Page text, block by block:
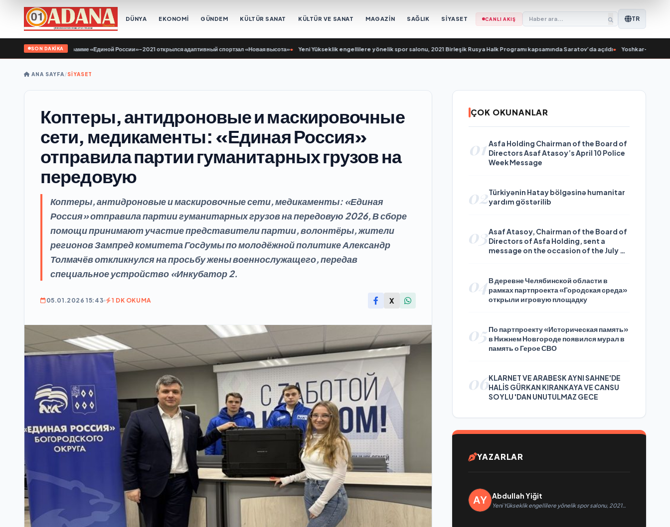
DÜNYA EKONOMİ GÜNDEM KÜLTÜR SANAT KÜLTÜR VE SANAT MAGAZİN SAĞLIK SİYASET CANLI AKIŞ TR
SON DAKİKA
по Народной программе «Единой России»-2021 открылся адаптивный спортзал «Новая высота»• Yeni Yükseklik engellilere yönelik spor salonu, 2021 Birleşik Rusya Halk Programı kapsamında Saratov’da açıldı• Yoshkar-Ola’da
ANA SAYFA/SİYASET
Коптеры, антидроновые и маскировочные
сети, медикаменты: «Единая Россия»
отправила партии гуманитарных грузов на
передовую
Коптеры, антидроновые и маскировочные сети, медикаменты: «Единая
Россия» отправила партии гуманитарных грузов на передовую 2026, В сборе
помощи принимают участие представители партии, волонтёры, жители
регионов Зампред комитета Госдумы по молодёжной политике Александр
Толмачёв откликнулся на просьбу жены военнослужащего, передав
специальное устройство «Инкубатор 2.
05.01.2026 15:43 1 DK OKUMA X
ÇOK OKUNANLAR
01 Asfa Holding Chairman of the Board of
Directors Asaf Atasoy’s April 10 Police
Week Message
02Türkiyənin Hatay bölgəsinə humanitar
yardım göstərilib
03Asaf Atasoy, Chairman of the Board of
Directors of Asfa Holding, sent a
message on the occasion of the July 24
04В деревне Челябинской области в
рамках партпроекта «Городская среда»
открыли игровую площадку
05 По партпроекту «Историческая память»
в Нижнем Новгороде появился мурал в
память о Герое СВО
06KLARNET VE ARABESK AYNI SAHNE'DE
HALİS GÜRKAN KIRANKAYA VE CANSU
SOYLU 'DAN UNUTULMAZ GECE
YAZARLAR
Abdullah Yiğit
Yeni Yükseklik engellilere yönelik spor salonu, 2021